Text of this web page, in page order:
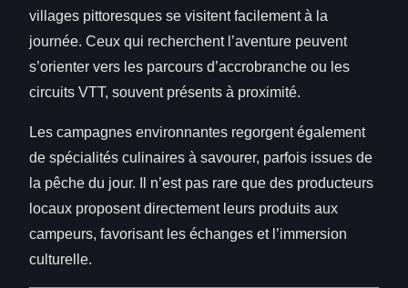
villages pittoresques se visitent facilement à la
journée. Ceux qui recherchent l’aventure peuvent
s’orienter vers les parcours d’accrobranche ou les
circuits VTT, souvent présents à proximité.
Les campagnes environnantes regorgent également
de spécialités culinaires à savourer, parfois issues de
la pêche du jour. Il n’est pas rare que des producteurs
locaux proposent directement leurs produits aux
campeurs, favorisant les échanges et l’immersion
culturelle.